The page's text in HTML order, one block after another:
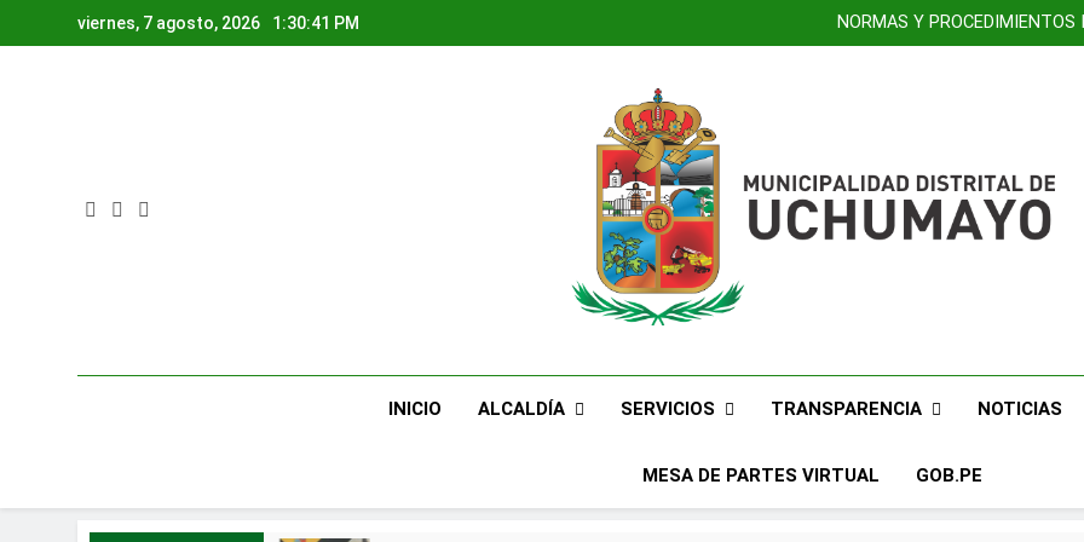
to
viernes, 7 agosto, 2026 1:30:41 PM
NORMAS Y
DEL HOSTIGAMIENTO
INICIO ALCALDÍA SERVICIOS TRANSPARENCIA NOTICIAS
MESA DE PARTES VIRTUAL GOB.PE